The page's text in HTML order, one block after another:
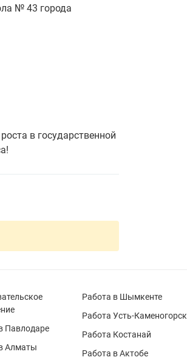
№ 43 города
в государственной
Павлодаре
Алматы
Работа в Шымкенте
Работа Усть-Каменогорск
Работа Костанай
Работа в Актобе